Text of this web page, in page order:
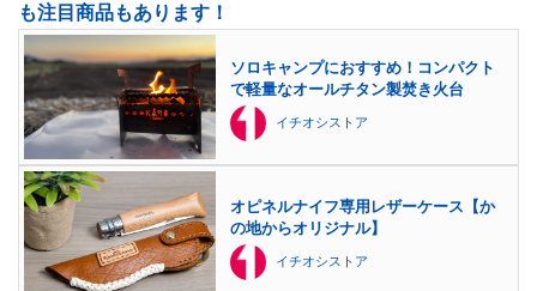
も注目商品もあります！
ソロキャンプにおすすめ！コンパクト
で軽量なオールチタン製焚き火台
イチオシストア
オピネルナイフ専用レザーケース【か
の地からオリジナル】
イチオシストア